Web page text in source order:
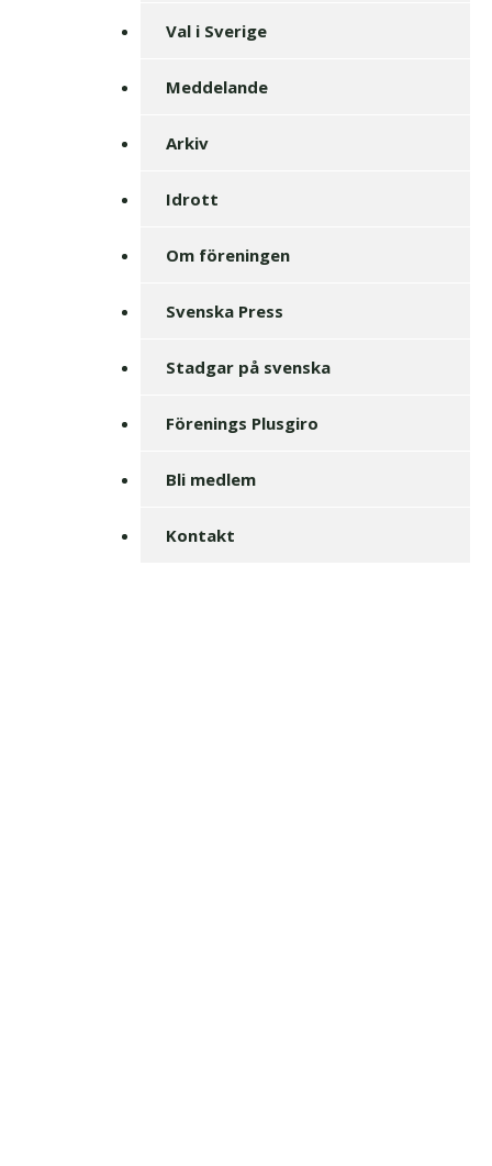
Val i Sverige
Meddelande
Arkiv
Idrott
Om föreningen
Svenska Press
Stadgar på svenska
Förenings Plusgiro
Bli medlem
Kontakt